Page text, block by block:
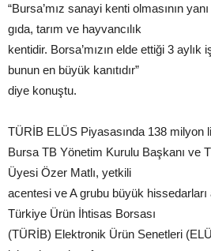
“Bursa’mız sanayi kenti olmasının
gıda, tarım ve hayvancılık
kentidir. Borsa’mızın elde ettiği 3
bunun en büyük kanıtıdır”
diye konuştu.
TÜRİB ELÜS Piyasasında 138 milyon
Bursa TB Yönetim Kurulu Başkanı ve
Üyesi Özer Matlı, yetkili
acentesi ve A grubu büyük hissedarları
Türkiye Ürün İhtisas Borsası
(TÜRİB) Elektronik Ürün Senetleri